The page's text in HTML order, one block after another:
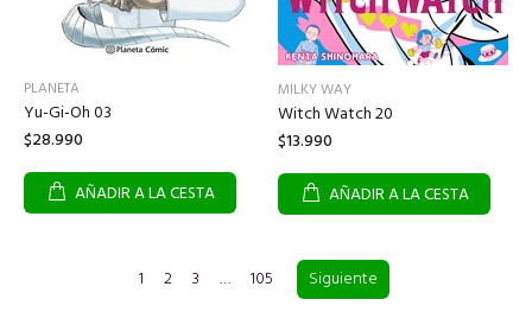
PLANETA
Yu-Gi-Oh 03
$28.990
AÑADIR A LA CESTA
MILKY WAY
Witch Watch 20
$13.990
AÑADIR A LA CESTA
1 2 3 … 105 Siguiente